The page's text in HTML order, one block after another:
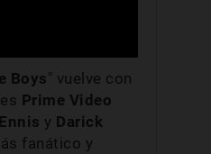
Boys" vuelve con
Prime Video
Ennis y Darick
fanático y